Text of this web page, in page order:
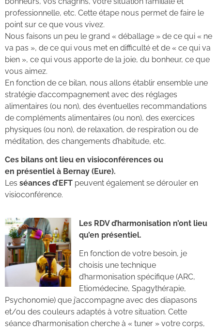
professionnelle, etc. Cette étape nous permet de faire le
point sur ce que vous vivez.
Nous faisons un peu le grand « déballage » de ce qui « ne
va pas », de ce qui vous met en difficulté et de « ce qui va
bien », ce qui vous apporte de la joie, du bonheur, ce que
vous aimez.
En fonction de ce bilan, nous allons établir ensemble une
stratégie d’accompagnement avec des réglages
alimentaires (ou non), des éventuelles recommandations
de compléments alimentaires (ou non), des exercices
physiques (ou non), de relaxation, de respiration ou de
méditation, des changements d’habitude, etc.
Ces bilans ont lieu en visioconférences ou
en présentiel à Bernay (Eure).
Les séances d’EFT peuvent également se dérouler en
visioconférence.
Les RDV d’harmonisation n’ont lieu
qu’en présentiel.
En fonction de votre besoin, je
choisis une technique
d’harmonisation spécifique (ARC,
Etiomédecine, Spagythérapie,
Psychonomie) que j’accompagne avec des diapasons
et/ou des couleurs adaptés à votre situation. Cette
séance d’harmonisation cherche à « tuner » votre corps,